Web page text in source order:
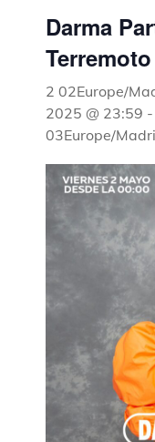
Darma
2 02Europe/
2025 @ 23:59 -
03Europe/